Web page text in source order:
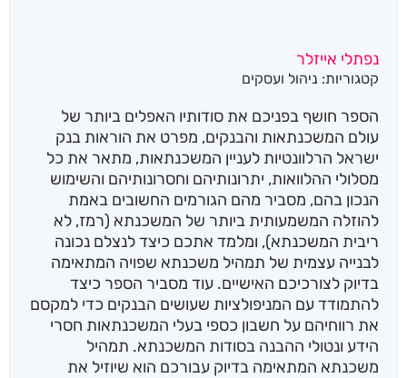
נפתלי אייזלר
קטגוריות: ניהול ועסקים
הספר חושף בפניכם את סודותיו האפלים ביותר של
עולם המשכנתאות והבנקים, מפרט את הוראות בנק
ישראל הרלוונטיות לעניין המשכנתאות, מתאר את כל
מסלולי ההלוואות, יתרונותיהם וחסרונותיהם והשימוש
הנכון בהם, מסביר מהם הגורמים החשובים באמת
להוזלה המשמעותית ביותר של המשכנתא (רמז, לא
ריבית המשכנתא), ומלמד אתכם כיצד לנצלם נכונה
לבנייה עצמית של תמהיל משכנתא שפויה המתאימה
בדיוק לצורכיכם האישיים. עוד מסביר הספר כיצד
להתמודד עם המניפולציות שעושים הבנקים כדי למקסם
את רווחיהם על חשבון כספי בעלי המשכנתאות חסרי
הידע ונטולי ההבנה בסודות המשכנתא. תמהיל
משכנתא המתאימה בדיוק עבורכם הוא שיוזיל את